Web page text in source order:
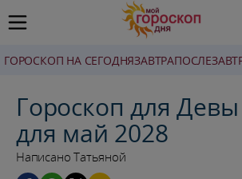
ГОРОСКОП НА СЕГОДНЯЗАВТРА
Гороскоп для Девы
для май 2028
Написано Татьяной